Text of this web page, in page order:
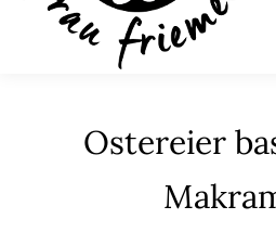
Ostereier